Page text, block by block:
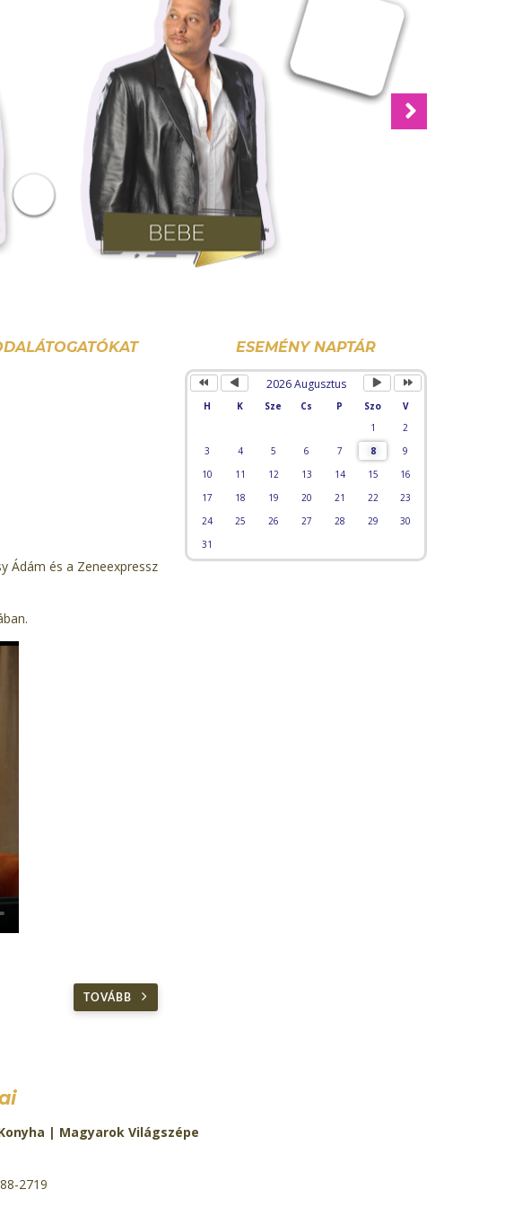
Next
Ádám és a Zeneexpressz
TOVÁBB
ESEMÉNY NAPTÁR
2026 Augusztus
H K Sze Cs P Szo
V
1
2
3
4 5 6 7 8
9
10
11 12 13 14 15
16
17
18 19 20 21 22
23
24
25 26 27 28 29
30
31
| Magyarok Világszépe
2719